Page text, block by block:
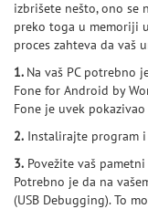
izbrišete nešto, ono se
preko toga u memoriji
proces zahteva da vaš
1. Na vaš PC potrebno
Fone for Android by
Fone je uvek
2. Instalirajte program
3. Povežite vaš
Potrebno je da na
(USB Debugging). To